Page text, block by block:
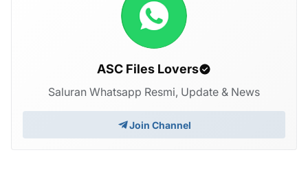
ASC Files Lovers
Saluran Whatsapp Resmi, Update & News
Join Channel